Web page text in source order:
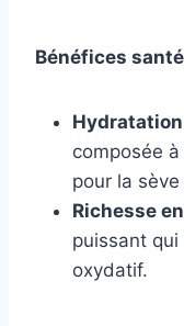
Bénéfices
composée
pour la
Richesse
puissant
oxydatif.